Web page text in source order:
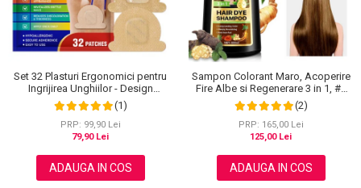
Set 32 Plasturi Ergonomici pentru
Ingrijirea Unghiilor - Design
Adaptabil si Protectie Intensa
Nocturna
(1)
PRP: 99,90 Lei
79,90 Lei
ADAUGA IN COS
Sampon Colorant Maro, Acoperire
Fire Albe si Regenerare 3 in 1, #2
Brown, 500 ml
(2)
PRP: 165,00 Lei
125,00 Lei
ADAUGA IN COS